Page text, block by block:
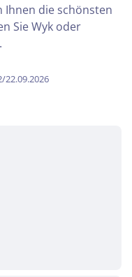
Ihnen die schönsten
Sie Wyk oder
22.09.2026